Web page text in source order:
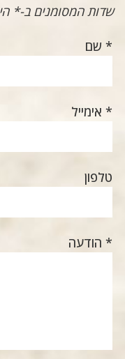
שדות המסומנים ב-*
* שם
* אימייל
טלפון
* הודעה